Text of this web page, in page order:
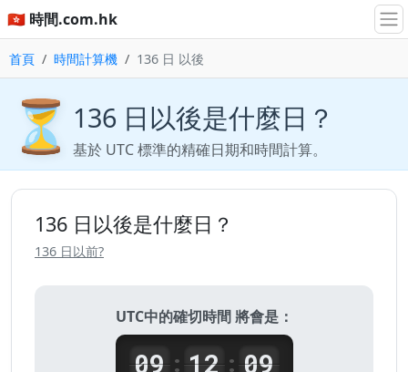
🇭🇰 時間.com.hk
首頁 時間計算機 136 日 以後
⏳ 136 日以後是什麼日？
基於 UTC 標準的精確日期和時間計算。
136 日以後是什麼日？
136 日以前?
UTC中的確切時間 將會是：
09: 12: 09